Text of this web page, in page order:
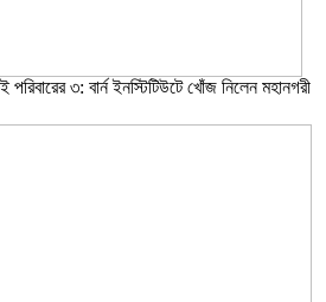
৩: বার্ন ইনস্টিটিউটে খোঁজ নিলেন মহানগরী